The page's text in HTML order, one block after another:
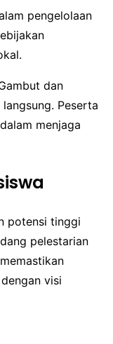
pengelolaan
dan
Peserta
menjaga
potensi tinggi
pelestarian
visi